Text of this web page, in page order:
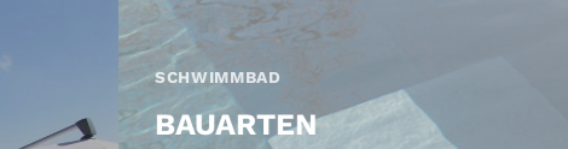
SCHWIMMBAD
BAUARTEN